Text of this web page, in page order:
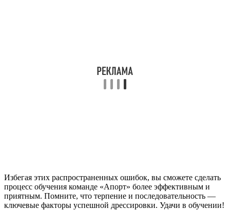
Избегая этих распространенных ошибок, вы сможете сделать
процесс обучения команде «Апорт» более эффективным и
приятным. Помните, что терпение и последовательность —
ключевые факторы успешной дрессировки. Удачи в обучении!